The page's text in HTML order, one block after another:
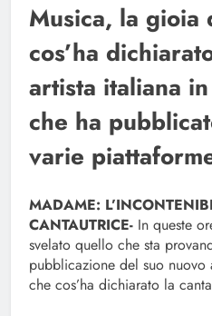
Musica, la gioia
cos’ha
artista italiana
che ha
varie
MADAME:
CANTAUTRICE- In queste
svelato quello che sta
pubblicazione del suo
che cos’ha dichiarato la